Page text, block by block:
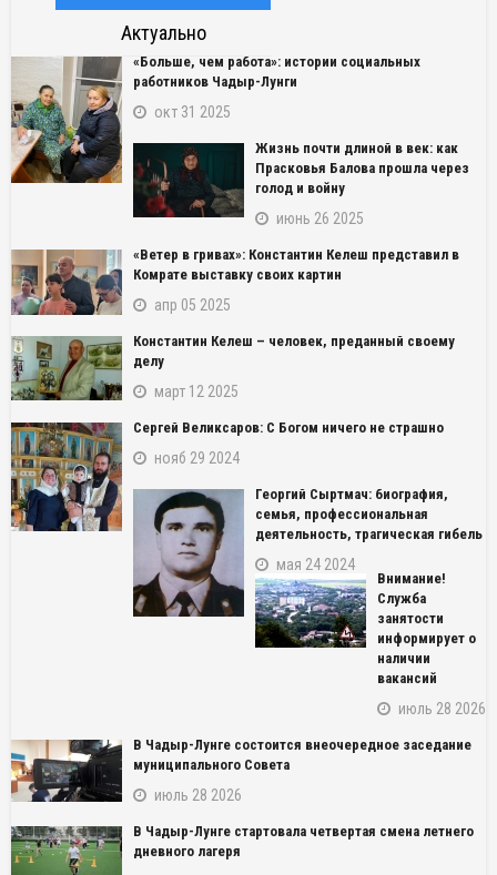
Актуально
«Больше, чем работа»: истории социальных
работников Чадыр-Лунги
окт 31 2025
Жизнь почти длиной в век: как
Прасковья Балова прошла через
голод и войну
июнь 26 2025
«Ветер в гривах»: Константин Келеш представил в
Комрате выставку своих картин
апр 05 2025
Константин Келеш – человек, преданный своему
делу
март 12 2025
Сергей Великсаров: С Богом ничего не страшно
нояб 29 2024
Георгий Сыртмач: биография,
семья, профессиональная
деятельность, трагическая гибель
мая 24 2024
Внимание!
Служба
занятости
информирует о
наличии
вакансий
июль 28 2026
В Чадыр-Лунге состоится внеочередное заседание
муниципального Совета
июль 28 2026
В Чадыр-Лунге стартовала четвертая смена летнего
дневного лагеря